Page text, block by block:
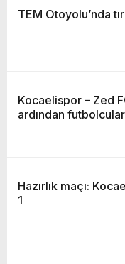
TEM Otoyolu’nda
Kocaelispor – Zed
ardından
Hazırlık maçı:
1